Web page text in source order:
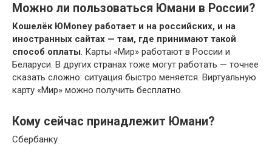
Можно ли пользоваться Юмани в России?
Кошелёк ЮMoney работает и на российских, и на
иностранных сайтах — там, где принимают такой
способ оплаты. Карты «Мир» работают в России и
Беларуси. В других странах тоже могут работать — точнее
сказать сложно: ситуация быстро меняется. Виртуальную
карту «Мир» можно получить бесплатно.
Кому сейчас принадлежит Юмани?
Сбербанку